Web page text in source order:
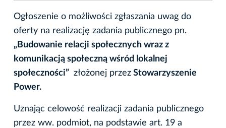
Ogłoszenie o możliwości zgłaszania uwag do
oferty na realizację zadania publicznego pn.
„Budowanie relacji społecznych wraz z
komunikacją społeczną wśród lokalnej
społeczności” złożonej przez Stowarzyszenie
Power.
Uznając celowość realizacji zadania publicznego
przez ww. podmiot, na podstawie art. 19 a